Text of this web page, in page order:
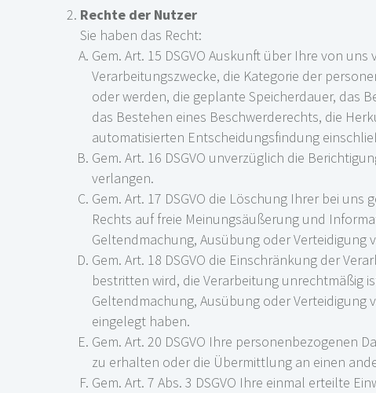
Rechte der Nutzer
Sie haben das Recht:
Gem. Art. 15 DSGVO Auskunft über Ihre von
Verarbeitungszwecke, die Kategorie der
oder werden, die geplante Speicherdauer, das
das Bestehen eines Beschwerderechts, die
automatisierten Entscheidungsfindung
Gem. Art. 16 DSGVO unverzüglich die
verlangen.
Gem. Art. 17 DSGVO die Löschung Ihrer bei
Rechts auf freie Meinungsäußerung und
Geltendmachung, Ausübung oder Verteidigung
Gem. Art. 18 DSGVO die Einschränkung der
bestritten wird, die Verarbeitung unrechtmäßig
Geltendmachung, Ausübung oder Verteidigung
eingelegt haben.
Gem. Art. 20 DSGVO Ihre personenbezogenen
zu erhalten oder die Übermittlung an einen
Gem. Art. 7 Abs. 3 DSGVO Ihre einmal erteilte